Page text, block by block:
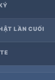
LẦN CUỐI